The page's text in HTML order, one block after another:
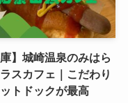
庫】城崎温泉のみはら
スカフェ｜こだわり
トドックが最高